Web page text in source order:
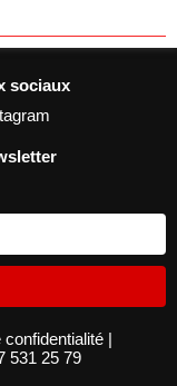
sociaux
confidentialité |
531 25 79